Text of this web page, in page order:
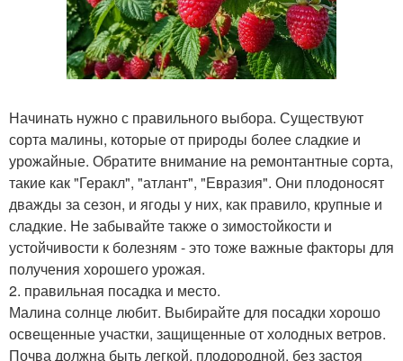
Начинать нужно с правильного выбора. Существуют
сорта малины, которые от природы более сладкие и
урожайные. Обратите внимание на ремонтантные сорта,
такие как "Геракл", "атлант", "Евразия". Они плодоносят
дважды за сезон, и ягоды у них, как правило, крупные и
сладкие. Не забывайте также о зимостойкости и
устойчивости к болезням - это тоже важные факторы для
получения хорошего урожая.
2. правильная посадка и место.
Малина солнце любит. Выбирайте для посадки хорошо
освещенные участки, защищенные от холодных ветров.
Почва должна быть легкой, плодородной, без застоя